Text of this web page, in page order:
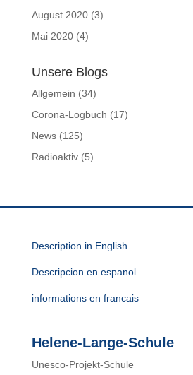
August 2020(3)
Mai 2020(4)
Unsere Blogs
Allgemein (34)
Corona-Logbuch (17)
News(125)
Radioaktiv(5)
Description in English
Descripcion en espanol
informations en francais
Helene-Lange-Schule
Unesco-Projekt-Schule